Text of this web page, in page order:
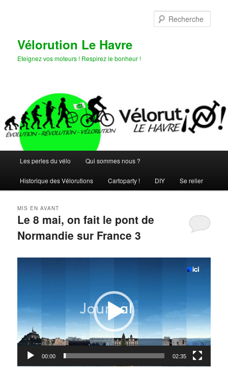
Vélorution Le Havre
Eteignez vos moteurs ! Respirez le bonheur !
principal
Les perles du vélo Qui sommes nous ?
Historique des Vélorutions Cartoparty ! DIY Se relier
Le 8 mai, on fait le pont de
Normandie sur France 3
MIS EN AVANT
00:00 02:35